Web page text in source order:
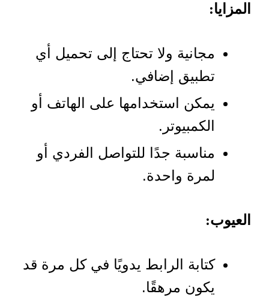
المزايا:
مجانية ولا تحتاج إلى تحميل أي
تطبيق إضافي.
يمكن استخدامها على الهاتف أو
الكمبيوتر.
مناسبة جدًا للتواصل الفردي أو
لمرة واحدة.
العيوب:
كتابة الرابط يدويًا في كل مرة قد
يكون مرهقًا.